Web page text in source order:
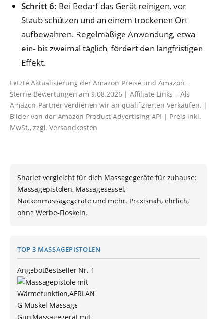
Schritt 6: Bei Bedarf das Gerät reinigen, vor
Staub schützen und an einem trockenen Ort
aufbewahren. Regelmäßige Anwendung, etwa
ein- bis zweimal täglich, fördert den langfristigen
Effekt.
Letzte Aktualisierung der Amazon-Preise und Amazon-
Sterne-Bewertungen am 9.08.2026 | Affiliate Links – Als
Amazon-Partner verdienen wir an qualifizierten Verkäufen. |
Bilder von der Amazon Product Advertising API | Preis inkl.
MwSt., zzgl. Versandkosten
Sharlet vergleicht für dich Massagegeräte für zuhause:
Massagepistolen, Massagesessel,
Nackenmassagegeräte und mehr. Praxisnah, ehrlich,
ohne Werbe-Floskeln.
TOP 3 MASSAGEPISTOLEN
AngebotBestseller Nr. 1